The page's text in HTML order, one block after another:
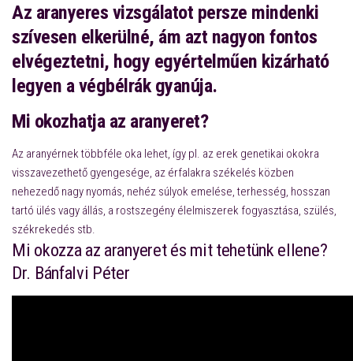
Az aranyeres vizsgálatot persze mindenki
szívesen elkerülné, ám azt nagyon fontos
elvégeztetni, hogy egyértelműen kizárható
legyen a végbélrák gyanúja.
Mi okozhatja az aranyeret?
Az aranyérnek többféle oka lehet, így pl. az erek genetikai okokra
visszavezethető gyengesége, az érfalakra székelés közben
nehezedő nagy nyomás, nehéz súlyok emelése, terhesség, hosszan
tartó ülés vagy állás, a rostszegény élelmiszerek fogyasztása, szülés,
székrekedés stb.
Mi okozza az aranyeret és mit tehetünk ellene?
Dr. Bánfalvi Péter